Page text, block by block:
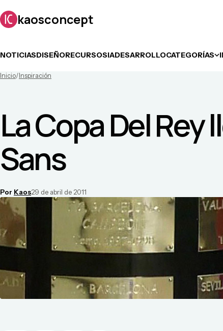
kaosconcept
NOTICIASDISEÑORECURSOSIADESARROLLOCATEGORÍAS
Inicio/ Inspiración
La Copa Del Rey
Sans
Por Kaos29 de abril de 2011